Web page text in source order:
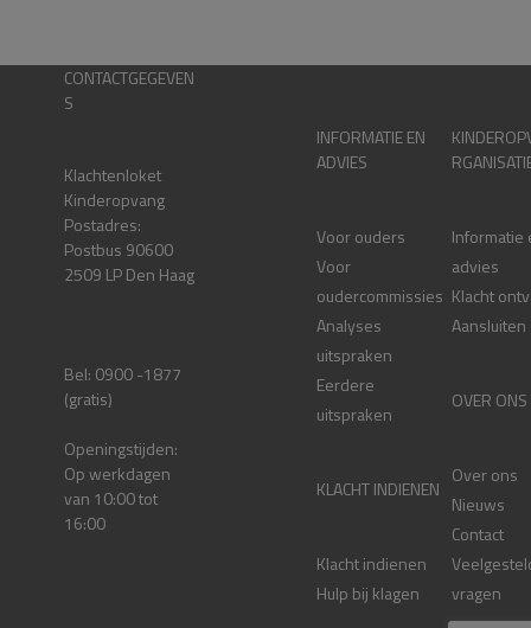
CONTACTGEGEVEN
S
Klachtenloket
Kinderopvang
Postadres:
Postbus 90600
2509 LP Den Haag
Bel: 0900 -1877
(gratis)
Openingstijden:
Op werkdagen
van 10:00 tot
16:00
INFORMATIE EN
ADVIES
Voor ouders
Voor
oudercommissies
Analyses
uitspraken
Eerdere
uitspraken
KLACHT INDIENEN
Klacht indienen
Hulp bij klagen
Informatie
advies
Klacht
Aansluiten
OVER ONS
Over ons
Nieuws
Contact
vragen